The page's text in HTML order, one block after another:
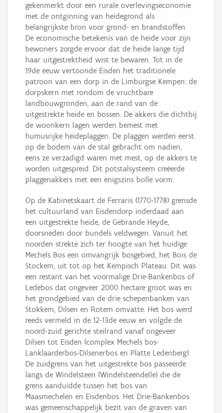
gekenmerkt door een rurale overlevingseconomie
met de ontginning van heidegrond als
belangrijkste bron voor grond- en brandstoffen.
De economische betekenis van de heide voor zijn
bewoners zorgde ervoor dat de heide lange tijd
haar uitgestrektheid wist te bewaren. Tot in de
19de eeuw vertoonde Eisden het traditionele
patroon van een dorp in de Limburgse Kempen: de
dorpskern met rondom de vruchtbare
landbouwgronden, aan de rand van de
uitgestrekte heide en bossen. De akkers die dichtbij
de woonkern lagen werden bemest met
humusrijke heideplaggen. De plaggen werden eerst
op de bodem van de stal gebracht om nadien,
eens ze verzadigd waren met mest, op de akkers te
worden uitgespreid. Dit potstalsysteem creëerde
plaggenakkers met een enigszins bolle vorm.
Op de Kabinetskaart de Ferraris (1770-1778) grensde
het cultuurland van Eisdendorp inderdaad aan
een uitgestrekte heide, de Gebrande Heyde,
doorsneden door bundels veldwegen. Vanuit het
noorden strekte zich ter hoogte van het huidige
Mechels Bos een omvangrijk bosgebied, het Bois de
Stockem, uit tot op het Kempisch Plateau. Dit was
een restant van het voormalige Drie-Bankenbos of
Ledebos dat ongeveer 2000 hectare groot was en
het grondgebied van de drie schepenbanken van
Stokkem, Dilsen en Rotem omvatte. Het bos werd
reeds vermeld in de 12-13de eeuw en volgde de
noord-zuid gerichte steilrand vanaf ongeveer
Dilsen tot Eisden (complex Mechels bos-
Lanklaarderbos-Dilsenerbos en Platte Ledenberg).
De zuidgrens van het uitgestrekte bos passeerde
langs de Windelsteen (Windelsteendelle) die de
grens aanduidde tussen het bos van
Maasmechelen en Eisdenbos. Het Drie-Bankenbos
was gemeenschappelijk bezit van de graven van